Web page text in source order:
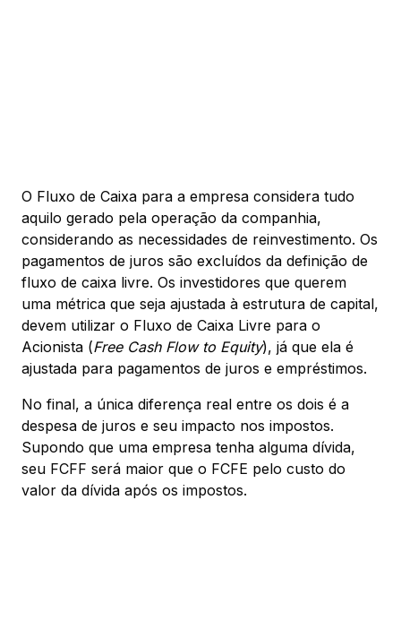
O Fluxo de Caixa para a empresa considera tudo
aquilo gerado pela operação da companhia,
considerando as necessidades de reinvestimento. Os
pagamentos de juros são excluídos da definição de
fluxo de caixa livre. Os investidores que querem
uma métrica que seja ajustada à estrutura de capital,
devem utilizar o Fluxo de Caixa Livre para o
Acionista (Free Cash Flow to Equity), já que ela é
ajustada para pagamentos de juros e empréstimos.
No final, a única diferença real entre os dois é a
despesa de juros e seu impacto nos impostos.
Supondo que uma empresa tenha alguma dívida,
seu FCFF será maior que o FCFE pelo custo do
valor da dívida após os impostos.